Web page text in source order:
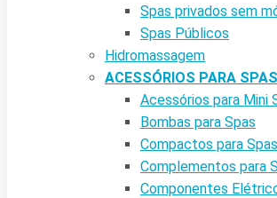
Spas privados sem
Spas Públicos
Hidromassagem
ACESSÓRIOS PARA SPAS
Acessórios para Mini
Bombas para Spas
Compactos para Spas
Complementos para
Componentes